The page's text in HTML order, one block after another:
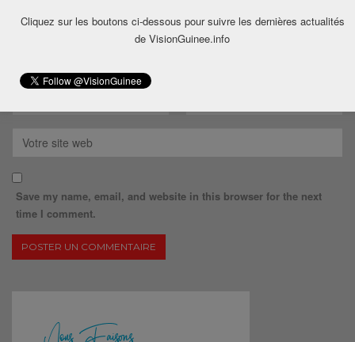
Save my name, email, and website in this browser for the next
time I comment.
Cliquez sur les boutons ci-dessous pour suivre les dernières actualités
de VisionGuinee.info